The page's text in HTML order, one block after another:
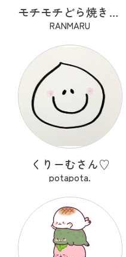
モチモチどら焼きくん
RANMARU
くりーむさん♡
potapota.